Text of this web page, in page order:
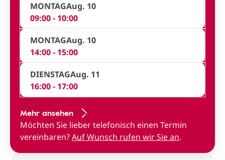
MONTAGAug. 10
09:00 - 10:00
MONTAGAug. 10
14:00 - 15:00
DIENSTAGAug. 11
16:00 - 17:00
Mehr ansehen
Möchten Sie lieber telefonisch einen Termin
vereinbaren?Auf Wunsch rufen wir Sie an.